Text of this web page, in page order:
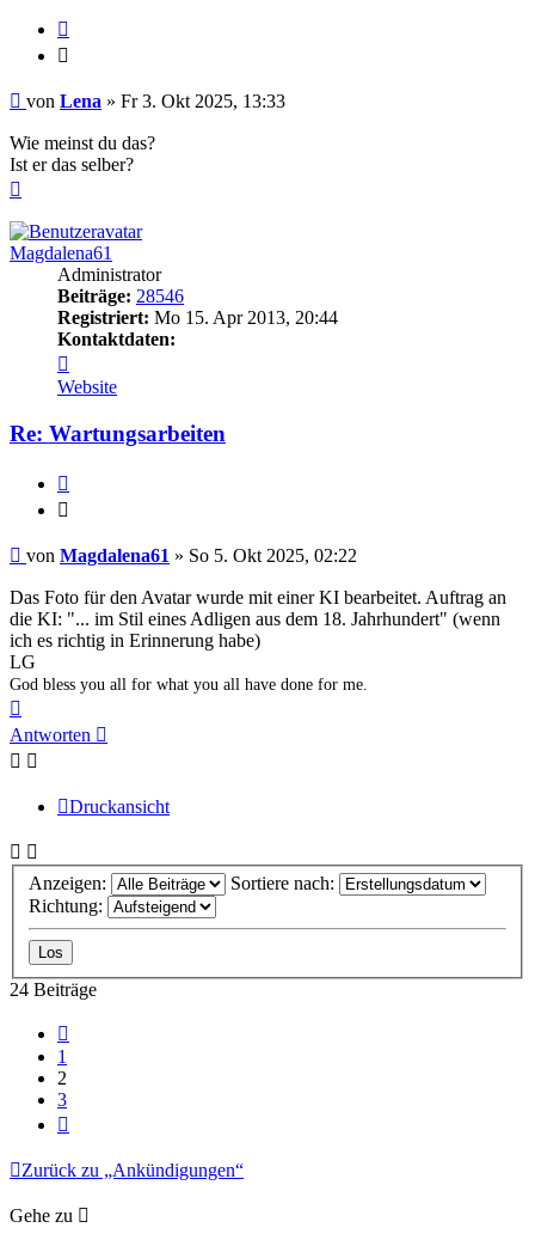
Beitrag
von Lena » Fr 3. Okt 2025, 13:33
Wie meinst du das?
Ist er das selber?
Magdalena61
Administrator
Beiträge: 28546
Registriert: Mo 15. Apr 2013, 20:44
Kontaktdaten:
von
Magdalena61
Website
Re: Wartungsarbeiten
Beitrag
von Magdalena61 » So 5. Okt 2025, 02:22
Das Foto für den Avatar wurde mit einer KI bearbeitet. Auftrag an
die KI: "... im Stil eines Adligen aus dem 18. Jahrhundert" (wenn
ich es richtig in Erinnerung habe)
LG
God bless you all for what you all have done for me.
oben
Antworten
Druckansicht
Anzeigen:
Sortiere nach:
Richtung:
24 Beiträge
1
2
3
Zurück zu „Ankündigungen“
Gehe zu